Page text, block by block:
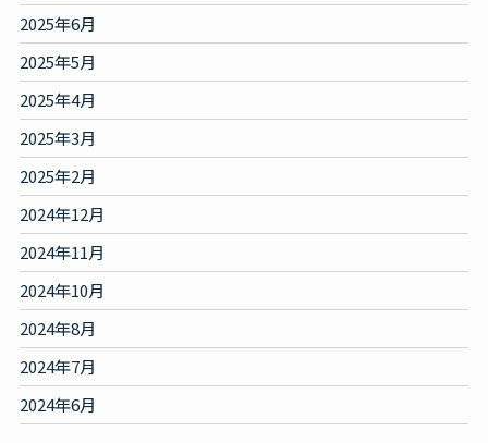
2025年6月
2025年5月
2025年4月
2025年3月
2025年2月
2024年12月
2024年11月
2024年10月
2024年8月
2024年7月
2024年6月